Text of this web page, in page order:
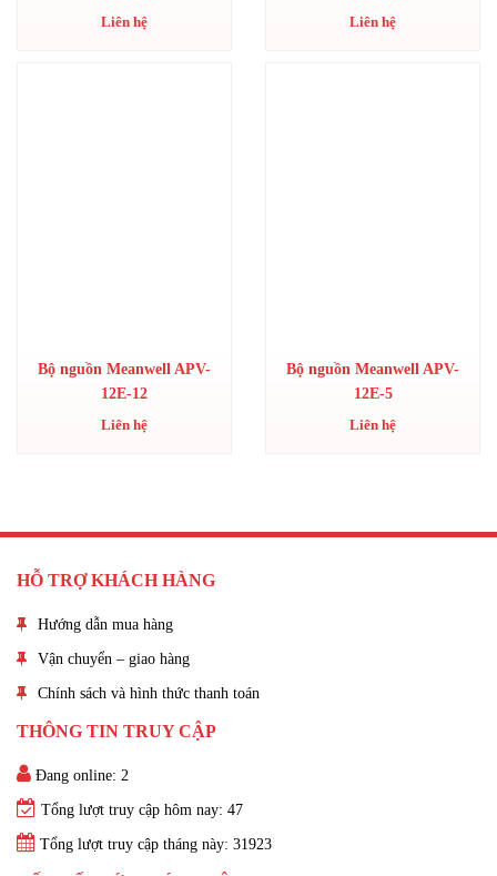
Liên hệ
Liên hệ
Bộ nguồn Meanwell APV-
12E-12
Liên hệ
Bộ nguồn Meanwell APV-
12E-5
Liên hệ
HỖ TRỢ KHÁCH HÀNG
Hướng dẫn mua hàng
Vận chuyển – giao hàng
Chính sách và hình thức thanh toán
THÔNG TIN TRUY CẬP
Đang online: 2
Tổng lượt truy cập hôm nay: 47
Tổng lượt truy cập tháng này: 31923